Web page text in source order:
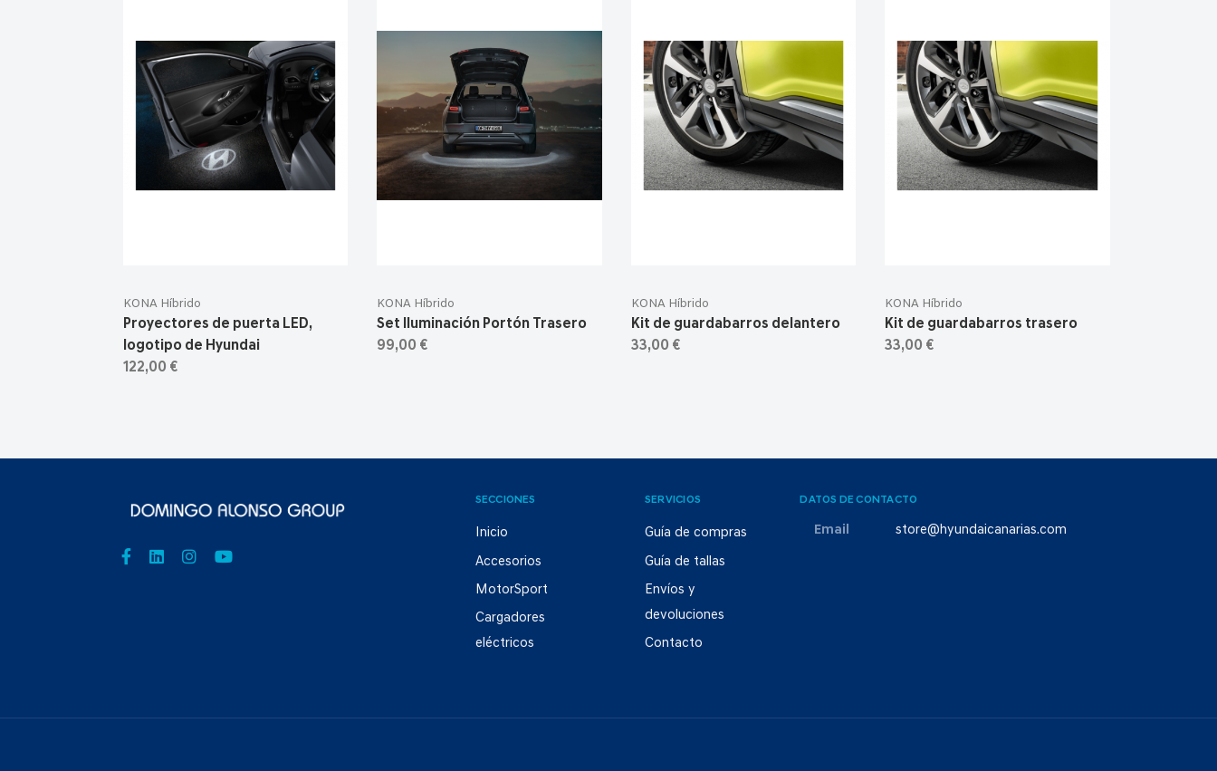
KONA Híbrido
Proyectores de puerta LED,
logotipo de Hyundai
122,00 €
KONA Híbrido
Set Iluminación Portón Trasero
99,00 €
KONA Híbrido
Kit de guardabarros delantero
33,00 €
KONA Híbrido
Kit de guardabarros trasero
33,00 €
SECCIONES
Inicio
Accesorios
MotorSport
Cargadores
eléctricos
SERVICIOS
Guía de compras
Guía de tallas
Envíos y
devoluciones
Contacto
DATOS DE CONTACTO
Email store@hyundaicanarias.com